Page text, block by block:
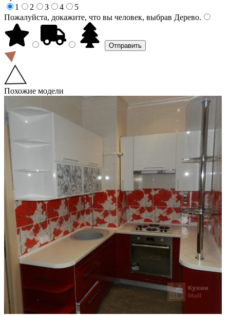
1
2 3 4
5
Пожалуйста, докажите, что вы человек, выбрав Дерево.
Похожие модели